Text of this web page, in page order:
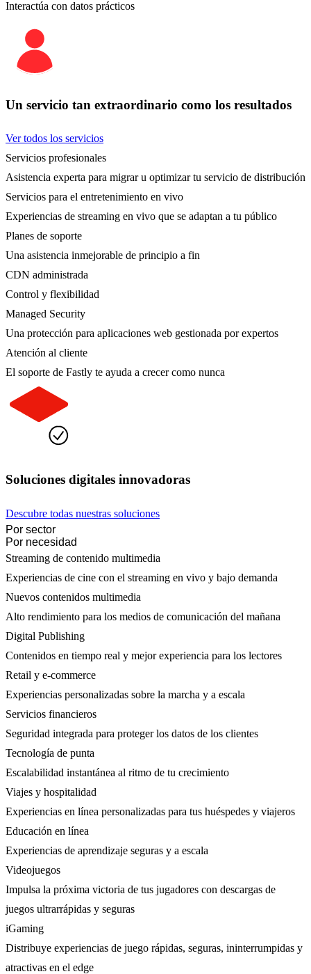
Interactúa con datos prácticos
Un servicio tan extraordinario como los resultados
Ver todos los servicios
Servicios profesionales
Asistencia experta para migrar u optimizar tu servicio de distribución
Servicios para el entretenimiento en vivo
Experiencias de streaming en vivo que se adaptan a tu público
Planes de soporte
Una asistencia inmejorable de principio a fin
CDN administrada
Control y flexibilidad
Managed Security
Una protección para aplicaciones web gestionada por expertos
Atención al cliente
El soporte de Fastly te ayuda a crecer como nunca
Soluciones digitales innovadoras
Descubre todas nuestras soluciones
Por sector
Por necesidad
Streaming de contenido multimedia
Experiencias de cine con el streaming en vivo y bajo demanda
Nuevos contenidos multimedia
Alto rendimiento para los medios de comunicación del mañana
Digital Publishing
Contenidos en tiempo real y mejor experiencia para los lectores
Retail y e-commerce
Experiencias personalizadas sobre la marcha y a escala
Servicios financieros
Seguridad integrada para proteger los datos de los clientes
Tecnología de punta
Escalabilidad instantánea al ritmo de tu crecimiento
Viajes y hospitalidad
Experiencias en línea personalizadas para tus huéspedes y viajeros
Educación en línea
Experiencias de aprendizaje seguras y a escala
Videojuegos
Impulsa la próxima victoria de tus jugadores con descargas de
juegos ultrarrápidas y seguras
iGaming
Distribuye experiencias de juego rápidas, seguras, ininterrumpidas y
atractivas en el edge